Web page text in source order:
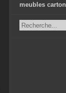
meubles carton